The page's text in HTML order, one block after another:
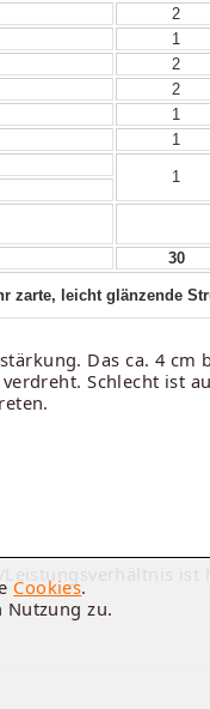
2
1
2
2
1
1
1
30
zarte, leicht glänzende
Das ca. 4
Schlecht ist
Cookies.
Nutzung zu.